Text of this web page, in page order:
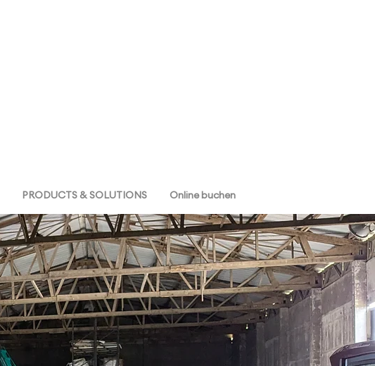
PRODUCTS & SOLUTIONS Online buchen